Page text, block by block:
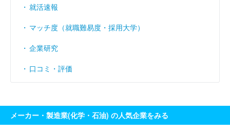
就活速報
マッチ度（就職難易度・採用大学）
企業研究
口コミ・評価
メーカー・製造業(化学・石油) の人気企業をみる